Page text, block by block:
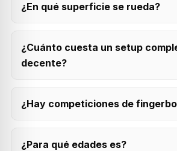
¿En qué superficie se rueda?
¿Cuánto cuesta un setup
decente?
¿Hay competiciones de
¿Para qué edades es?